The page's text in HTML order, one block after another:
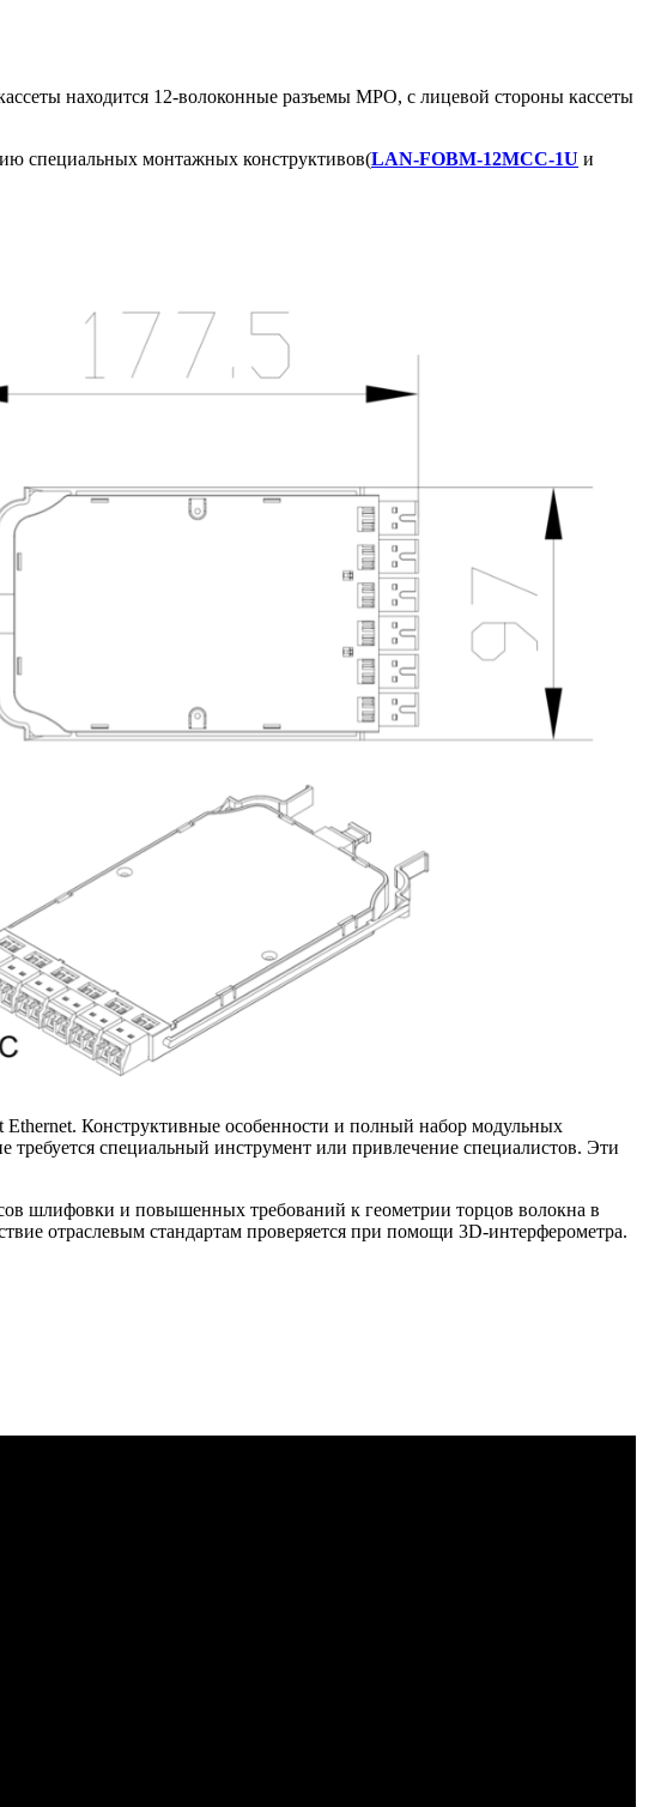
находится 12-волоконные разъемы МРО, с лицевой стороны кассеты
специальных монтажных конструктивов(LAN-FOBM-12MCC-1U и
Конструктивные особенности и полный набор модульных
специальный инструмент или привлечение специалистов. Эти
шлифовки и повышенных требований к геометрии торцов волокна в
отраслевым стандартам проверяется при помощи 3D-интерферометра.